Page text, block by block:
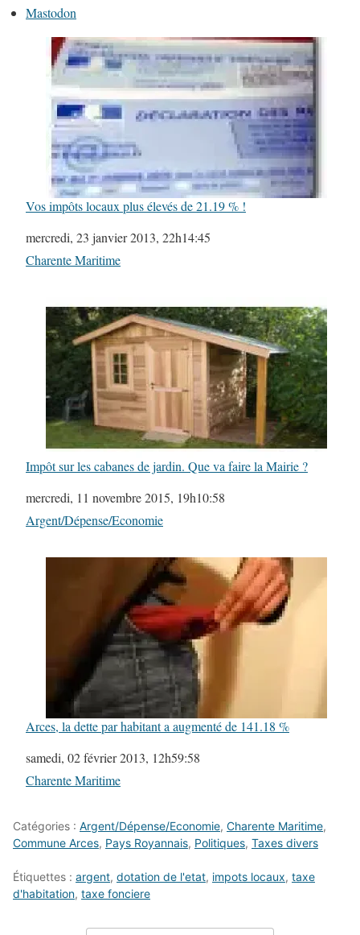
Mastodon
Vos impôts locaux plus élevés de 21.19 % !
Date
mercredi, 23 janvier 2013, 22h14:45
Par rapport à
Charente Maritime
Impôt sur les cabanes de jardin. Que va faire la Mairie ?
Date
mercredi, 11 novembre 2015, 19h10:58
Par rapport à
Argent/Dépense/Economie
Arces, la dette par habitant a augmenté de 141.18 %
Date
samedi, 02 février 2013, 12h59:58
Par rapport à
Charente Maritime
Catégories : Argent/Dépense/Economie, Charente Maritime,
Commune Arces, Pays Royannais, Politiques, Taxes divers
Étiquettes : argent, dotation de l'etat, impots locaux, taxe
d'habitation, taxe fonciere